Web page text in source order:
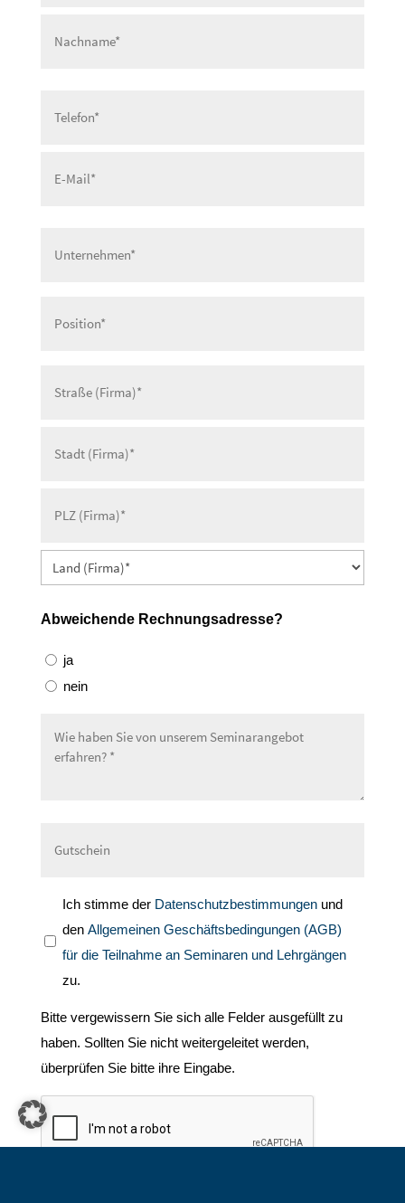
Abweichende Rechnungsadresse?
ja
nein
Ich stimme der Datenschutzbestimmungenund
den Allgemeinen Geschäftsbedingungen (AGB)
für die Teilnahme an Seminaren und Lehrgängen
zu.
Bitte vergewissern Sie sich alle Felder ausgefüllt zu
haben. Sollten Sie nicht weitergeleitet werden,
überprüfen Sie bitte ihre Eingabe.